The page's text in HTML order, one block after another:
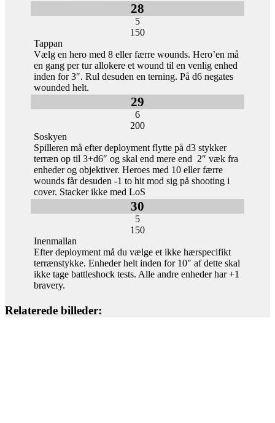
28
5
150
Tappan
Vælg en hero med 8 eller færre wounds. Hero’en må
en gang per tur allokere et wound til en venlig enhed
inden for 3″. Rul desuden en terning. På d6 negates
wounded helt.
29
6
200
Soskyen
Spilleren må efter deployment flytte på d3 stykker
terræn op til 3+d6″ og skal end mere end 2″ væk fra
enheder og objektiver. Heroes med 10 eller færre
wounds får desuden -1 to hit mod sig på shooting i
cover. Stacker ikke med LoS
30
5
150
Inenmallan
Efter deployment må du vælge et ikke hærspecifikt
terrænstykke. Enheder helt inden for 10″ af dette skal
ikke tage battleshock tests. Alle andre enheder har +1
bravery.
Relaterede billeder: